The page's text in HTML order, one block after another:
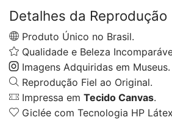
Detalhes da Reprodução
Produto Único no Brasil.
Qualidade e Beleza
Imagens Adquiridas em Museus.
Reprodução Fiel ao Original.
Impressa em Tecido Canvas.
Giclée com Tecnologia HP